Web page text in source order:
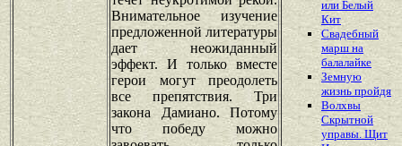
Внимательное изучение
предложенной литературы
дает неожиданный
эффект. И только вместе
герои могут преодолеть
все препятствия. Три
закона Дамиано. Потому
что победу можно
или Белый
Кит
Свадебный
марш на
балалайке
Земную
жизнь пройдя
Волхвы
Скрытной
управы. Щит